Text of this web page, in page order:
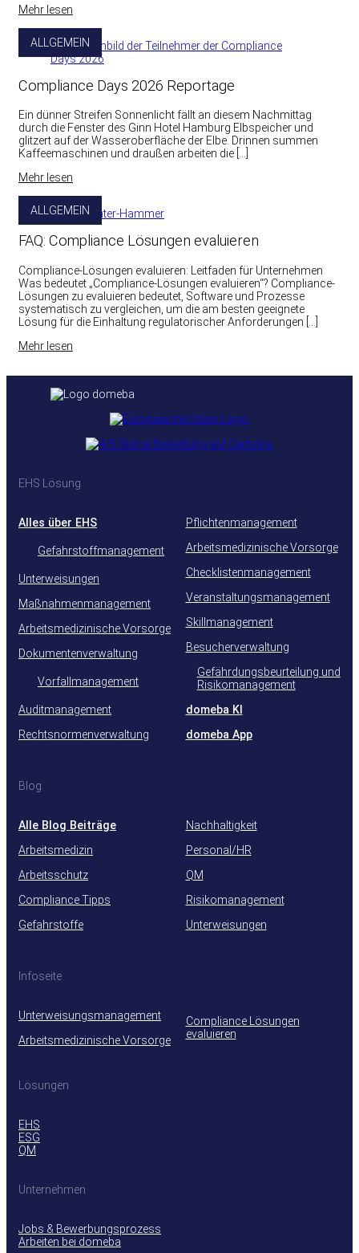
Mehr lesen
ALLGEMEIN
Compliance Days 2026 Reportage
Ein dünner Streifen Sonnenlicht fällt an diesem Nachmittag
durch die Fenster des Ginn Hotel Hamburg Elbspeicher und
glitzert auf der Wasseroberfläche der Elbe. Drinnen summen
Kaffeemaschinen und draußen arbeiten die […]
Mehr lesen
ALLGEMEIN
FAQ: Compliance Lösungen evaluieren
Compliance-Lösungen evaluieren: Leitfaden für Unternehmen
Was bedeutet „Compliance-Lösungen evaluieren“? Compliance-
Lösungen zu evaluieren bedeutet, Software und Prozesse
systematisch zu vergleichen, um die am besten geeignete
Lösung für die Einhaltung regulatorischer Anforderungen […]
Mehr lesen
EHS Lösung
Alles über EHS
Gefahrstoffmanagement
Unterweisungen
Maßnahmenmanagement
Arbeitsmedizinische Vorsorge
Dokumentenverwaltung
Vorfallmanagement
Auditmanagement
Rechtsnormenverwaltung
Pflichtenmanagement
Arbeitsmedizinische Vorsorge
Checklistenmanagement
Veranstaltungsmanagement
Skillmanagement
Besucherverwaltung
Gefährdungsbeurteilung und
Risikomanagement
domeba KI
domeba App
Blog
Alle Blog Beiträge
Arbeitsmedizin
Arbeitsschutz
Compliance Tipps
Gefahrstoffe
Nachhaltigkeit
Personal/HR
QM
Risikomanagement
Unterweisungen
Infoseite
Unterweisungsmanagement
Arbeitsmedizinische Vorsorge
Compliance Lösungen
evaluieren
Lösungen
EHS
ESG
QM
Unternehmen
Jobs & Bewerbungsprozess
Arbeiten bei domeba